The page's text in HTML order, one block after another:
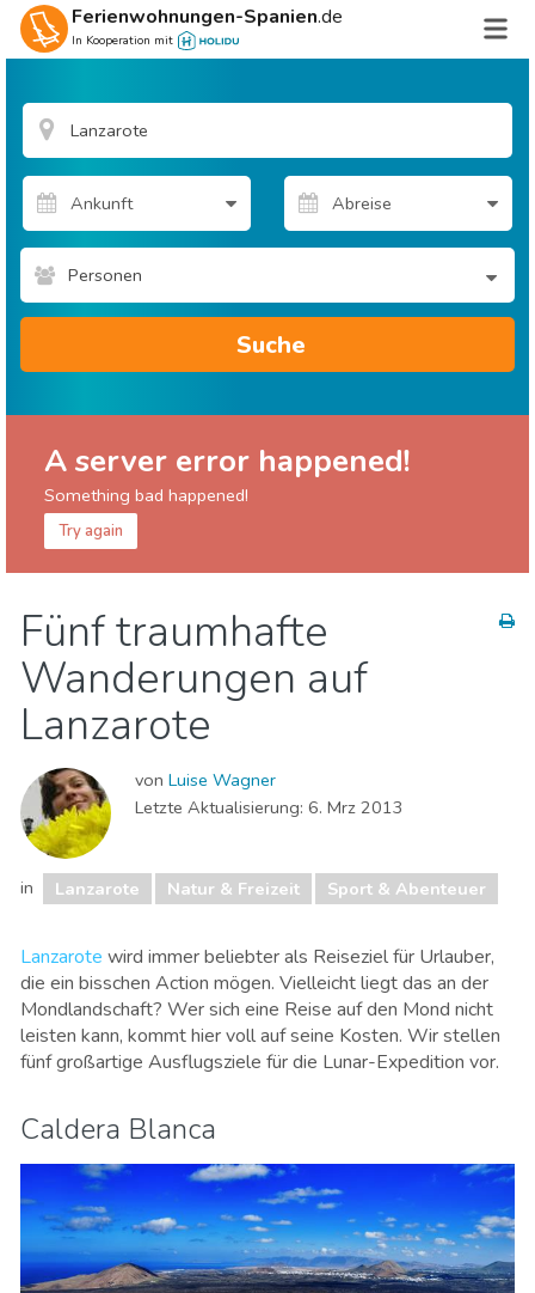
Ferienwohnungen-Spanien.de
In Kooperation mit
Personen
Suche
A server error happened!
Something bad happened!
Try again
Essen & Restaurants
Museen & Kunst
Natur & Freizeit
Sport & Abenteuer
Fünf traumhafte
Wanderungen auf
Lanzarote
von Luise Wagner
Letzte Aktualisierung: 6. Mrz 2013
in Lanzarote Natur & Freizeit Sport & Abenteuer
Lanzarote wird immer beliebter als Reiseziel für Urlauber,
die ein bisschen Action mögen. Vielleicht liegt das an der
Mondlandschaft? Wer sich eine Reise auf den Mond nicht
leisten kann, kommt hier voll auf seine Kosten. Wir stellen
fünf großartige Ausflugsziele für die Lunar-Expedition vor.
Caldera Blanca